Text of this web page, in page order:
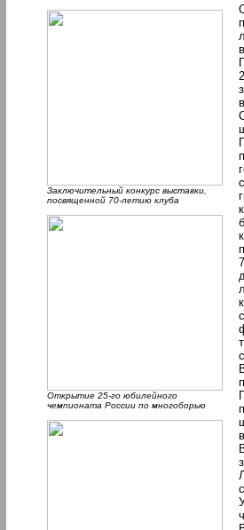
Заключительный конкурс выставки,
посвященной 70-летию клуба
Открытие 25-го юбилейного
чемпионата России по многоборью